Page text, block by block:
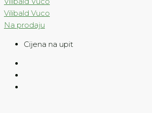
Vilibald Vuco
Na prodaju
Cijena na upit